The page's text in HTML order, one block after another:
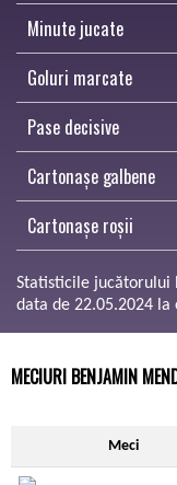
Minute jucate
Goluri marcate
Pase decisive
Cartonașe galbene
Cartonașe roșii
Statisticile jucătorului
data de 22.05.2024 la
MECIURI BENJAMIN
Meci